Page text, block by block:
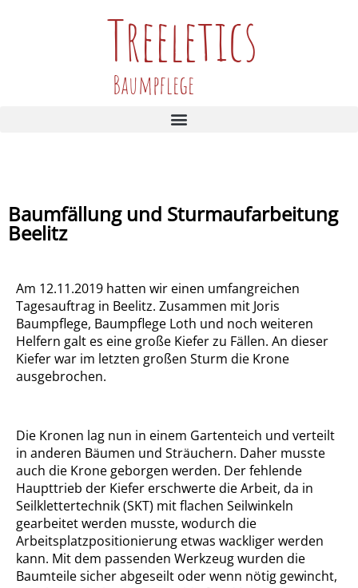
Treeletics
Baumpflege
Baumfällung und Sturmaufarbeitung
Beelitz
Am 12.11.2019 hatten wir einen umfangreichen
Tagesauftrag in Beelitz. Zusammen mit Joris
Baumpflege, Baumpflege Loth und noch weiteren
Helfern galt es eine große Kiefer zu Fällen. An dieser
Kiefer war im letzten großen Sturm die Krone
ausgebrochen.
Die Kronen lag nun in einem Gartenteich und verteilt
in anderen Bäumen und Sträuchern. Daher musste
auch die Krone geborgen werden. Der fehlende
Haupttrieb der Kiefer erschwerte die Arbeit, da in
Seilklettertechnik (SKT) mit flachen Seilwinkeln
gearbeitet werden musste, wodurch die
Arbeitsplatzpositionierung etwas wackliger werden
kann. Mit dem passenden Werkzeug wurden die
Baumteile sicher abgeseilt oder wenn nötig gewincht,